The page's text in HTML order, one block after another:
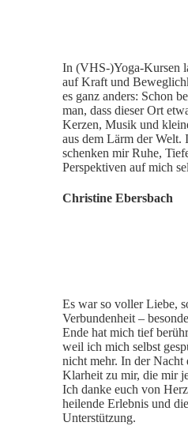
In (VHS-)Yoga-Kursen
auf Kraft und
es ganz anders: Schon
man, dass dieser Ort
Kerzen, Musik und
aus dem Lärm der Welt.
schenken mir Ruhe,
Perspektiven auf mich
Christine Ebersbach
Es war so voller Liebe,
Verbundenheit –
Ende hat mich tief
weil ich mich selbst
nicht mehr. In der Nacht
Klarheit zu mir, die mir
Ich danke euch von
heilende Erlebnis und
Unterstützung.